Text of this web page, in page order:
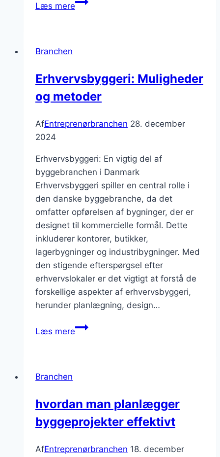
Læs mere
Branchen
Erhvervsbyggeri: Muligheder
og metoder
AfEntreprenørbranchen 28. december
2024
Erhvervsbyggeri: En vigtig del af
byggebranchen i Danmark
Erhvervsbyggeri spiller en central rolle i
den danske byggebranche, da det
omfatter opførelsen af bygninger, der er
designet til kommercielle formål. Dette
inkluderer kontorer, butikker,
lagerbygninger og industribygninger. Med
den stigende efterspørgsel efter
erhvervslokaler er det vigtigt at forstå de
forskellige aspekter af erhvervsbyggeri,
herunder planlægning, design…
Læs mereErhvervsbyggeri:
Branchen
hvordan man planlægger
byggeprojekter effektivt
AfEntreprenørbranchen 18. december